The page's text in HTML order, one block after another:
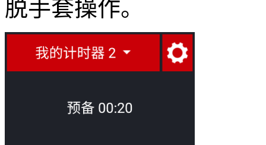
脱手套操作。